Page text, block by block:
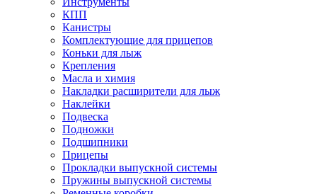
КПП
Канистры
Комплектующие для прицепов
Коньки для лыж
Крепления
Масла и химия
Накладки расширители для лыж
Наклейки
Подвеска
Подножки
Подшипники
Прицепы
Прокладки выпускной системы
Пружины выпускной системы